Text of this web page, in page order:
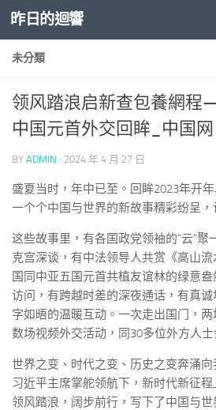
Skip to content
昨日的迴響
未分類
领风踏浪启新查包養網
中国元首外交回眸_中国网
BY ADMIN · 2024 年 4 月 27 日
盛夏当时，年中已至。回眸2023年开
一个个中国与世界的新故事精彩纷呈，
这些故事里，有各国政党领袖的“云”聚
克宫深谈，有中法领导人共赏《高山
国同中亚五国元首共植友谊林的绿意
访问，有跨越时差的深夜通话，有真
字如晤的温暖互动。一次走出国门，两
数场视频外交活动，同30多位外方人
世界之变、时代之变、历史之变奔涌
习近平主席掌舵领航下，新时代新征
领风踏浪，阔步前行，写下了中国与